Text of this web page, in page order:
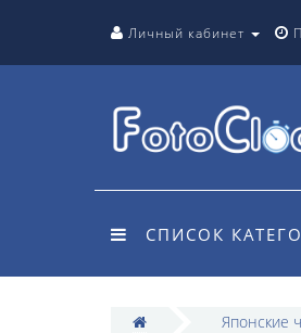
Личный кабинет
СПИСОК
Японские